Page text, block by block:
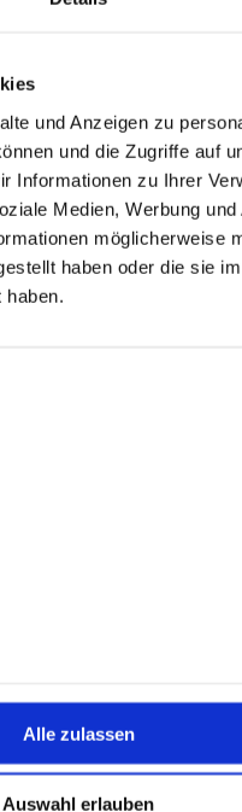
und Anzeigen zu
und die Zugriffe auf
Informationen zu Ihrer
Medien, Werbung
möglicherweise
haben oder die sie
haben.
Alle zulassen
Auswahl erlauben